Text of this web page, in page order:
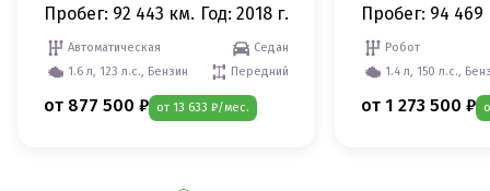
Пробег: 92 443 км. Год: 2018 г.
Автоматическая
Седан
1.6 л, 123 л.с., Бензин
Передний
от 877 500 ₽ от 13 633 ₽/мес.
Пробег: 94 469
Робот
1.4 л, 150 л.с.,
от 1 273 500 ₽